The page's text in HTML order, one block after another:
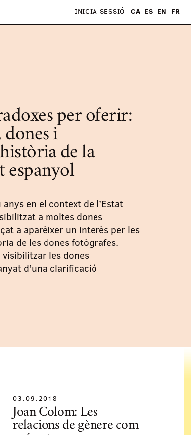
INICIA SESSIÓ CA ES EN FR
per oferir:
dones i
de la
espanyol
en el context de l’Estat
a moltes dones
a aparèixer un interès per les
de les dones fotògrafes.
les dones
d’una clarificació
03.09.2018
Joan Colom: Les
relacions de gènere com